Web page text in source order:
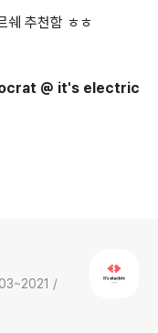
쉐 추천함 ㅎㅎ
@ it's electric
/